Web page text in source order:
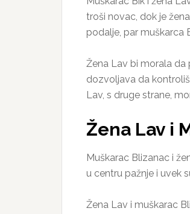
troši novac, dok je
podalje, par muškarca
Žena Lav bi morala da
dozvoljava da
Lav, s druge strane,
Žena Lav i
Muškarac Blizanac i
u centru pažnje i uvek
Žena Lav i muškarac